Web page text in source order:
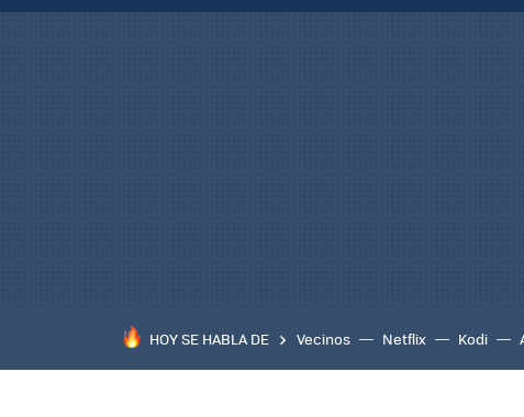
HOY SE HABLA DE Vecinos Netflix Kodi